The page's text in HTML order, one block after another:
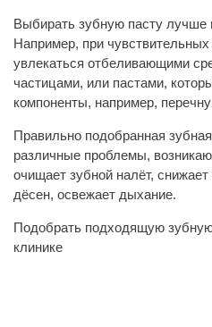
Выбирать зубную пасту лучше
Например, при
увлекаться отбеливающими
частицами, или пастами,
компоненты, например,
Правильно подобранная
различные проблемы,
очищает зубной налёт,
дёсен, освежает дыхание.
Подобрать подходящую
клинике